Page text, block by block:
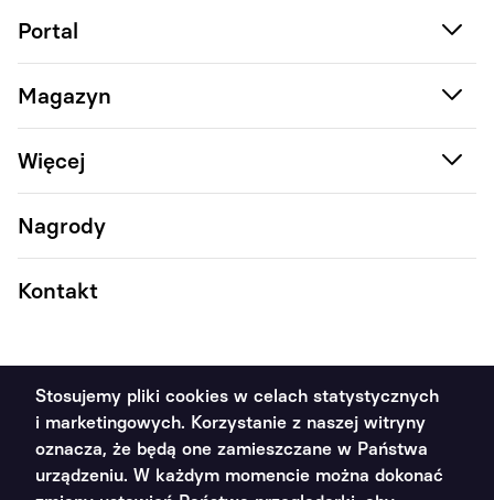
Portal
Magazyn
Więcej
Nagrody
Kontakt
2011 - 2026 Poradnik Handlowca ©. Wszystkie prawa
zastrzeżone
Stosujemy pliki cookies w celach statystycznych
i marketingowych. Korzystanie z naszej witryny
oznacza, że będą one zamieszczane w Państwa
urządzeniu. W każdym momencie można dokonać